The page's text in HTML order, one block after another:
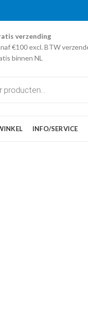
verzending
€100 excl. BTW
binnen NL
INFO/SERVICE